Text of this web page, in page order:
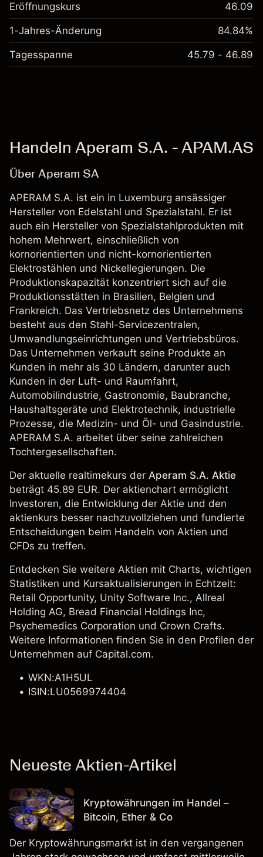
Eröffnungskurs 46.09
1-Jahres-Änderung 84.84%
Tagesspanne 45.79 - 46.89
Handeln Aperam S.A. - APAM.AS
Über Aperam SA
APERAM S.A. ist ein in Luxemburg ansässiger
Hersteller von Edelstahl und Spezialstahl. Er ist
auch ein Hersteller von Spezialstahlprodukten mit
hohem Mehrwert, einschließlich von
kornorientierten und nicht-kornorientierten
Elektrostählen und Nickellegierungen. Die
Produktionskapazität konzentriert sich auf die
Produktionsstätten in Brasilien, Belgien und
Frankreich. Das Vertriebsnetz des Unternehmens
besteht aus den Stahl-Servicezentralen,
Umwandlungseinrichtungen und Vertriebsbüros.
Das Unternehmen verkauft seine Produkte an
Kunden in mehr als 30 Ländern, darunter auch
Kunden in der Luft- und Raumfahrt,
Automobilindustrie, Gastronomie, Baubranche,
Haushaltsgeräte und Elektrotechnik, industrielle
Prozesse, die Medizin- und Öl- und Gasindustrie.
APERAM S.A. arbeitet über seine zahlreichen
Tochtergesellschaften.
Der aktuelle realtimekurs der Aperam S.A. Aktie
beträgt 45.89 EUR. Der aktienchart ermöglicht
Investoren, die Entwicklung der Aktie und den
aktienkurs besser nachzuvollziehen und fundierte
Entscheidungen beim Handeln von Aktien und
CFDs zu treffen.
Entdecken Sie weitere Aktien mit Charts, wichtigen
Statistiken und Kursaktualisierungen in Echtzeit:
Retail Opportunity, Unity Software Inc., Allreal
Holding AG, Bread Financial Holdings Inc,
Psychemedics Corporation und Crown Crafts.
Weitere Informationen finden Sie in den Profilen der
Unternehmen auf Capital.com.
WKN:A1H5UL
ISIN:LU0569974404
Neueste Aktien-Artikel
Kryptowährungen im Handel –
Bitcoin, Ether & Co
Der Kryptowährungsmarkt ist in den vergangenen